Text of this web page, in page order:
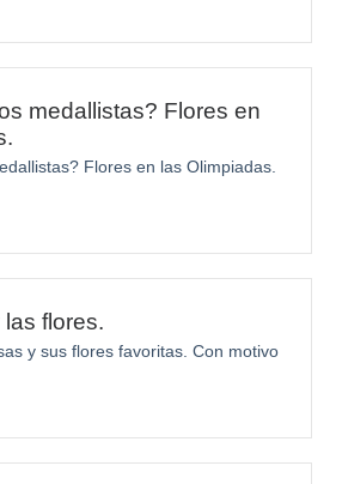
medallistas? Flores en
Flores en las Olimpiadas.
flores.
y sus flores favoritas. Con motivo